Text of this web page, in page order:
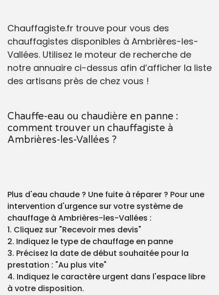
Chauffagiste.fr trouve pour vous des
chauffagistes disponibles à Ambrières-les-
Vallées. Utilisez le moteur de recherche de
notre annuaire ci-dessus afin d’afficher la liste
des artisans près de chez vous !
Chauffe-eau ou chaudière en panne :
comment trouver un chauffagiste à
Ambrières-les-Vallées ?
Plus d'eau chaude ? Une fuite à réparer ? Pour une
intervention d'urgence sur votre système de
chauffage à Ambrières-les-Vallées :
1. Cliquez sur "Recevoir mes devis"
2. Indiquez le type de chauffage en panne
3. Précisez la date de début souhaitée pour la
prestation : "Au plus vite"
4. Indiquez le caractère urgent dans l'espace libre
à votre disposition.